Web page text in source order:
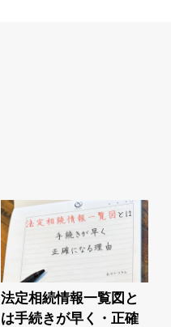
法定相続情報一覧図と
は手続きが早く・正確